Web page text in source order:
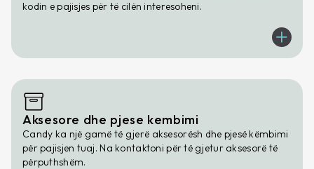
kodin e pajisjes për të cilën interesoheni.
Aksesore dhe pjese kembimi
Candy ka një gamë të gjerë aksesorësh dhe pjesë këmbimi
për pajisjen tuaj. Na kontaktoni për të gjetur aksesorë të
përputhshëm.